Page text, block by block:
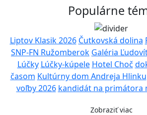
Populárne
Liptov Klasik 2026 Čutkovská dolina
SNP-FN Ružomberok Galéria
Lúčky Lúčky-kúpele Hotel Choč
časom Kultúrny dom Andreja Hlinku
voľby 2026 kandidát na primátora
Zobraziť viac